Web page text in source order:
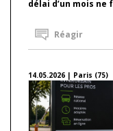
délai d’un mois
Réagir
14.05.2026 | Paris (75)